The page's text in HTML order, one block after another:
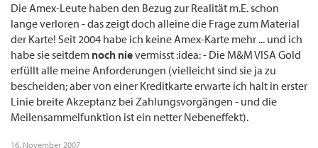
Die Amex-Leute haben den Bezug zur Realität m.E. schon
lange verloren - das zeigt doch alleine die Frage zum Material
der Karte! Seit 2004 habe ich keine Amex-Karte mehr ... und ich
habe sie seitdem noch nievermisst :idea: - Die M&M VISA Gold
erfüllt alle meine Anforderungen (vielleicht sind sie ja zu
bescheiden; aber von einer Kreditkarte erwarte ich halt in erster
Linie breite Akzeptanz bei Zahlungsvorgängen - und die
Meilensammelfunktion ist ein netter Nebeneffekt).
16. November 2007